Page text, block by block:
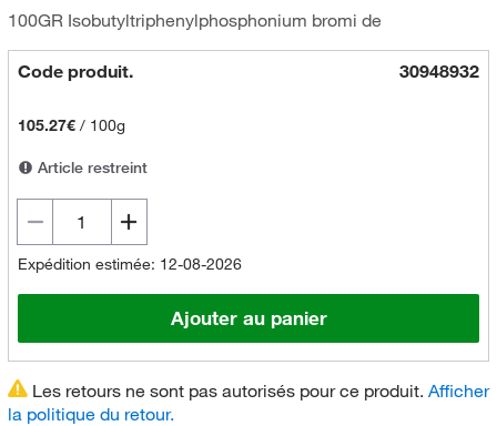
100GR Isobutyltriphenylphosphonium bromi de
Code produit. 30948932
105.27€/ 100g
Article restreint
Expédition estimée: 12-08-2026
Ajouter au panier
Les retours ne sont pas autorisés pour ce produit. Afficher
la politique du retour.